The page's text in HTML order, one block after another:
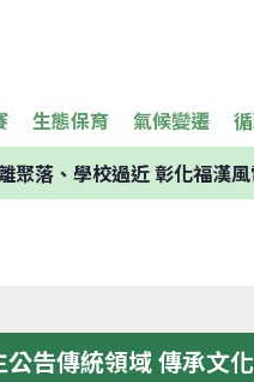
生態保育 氣候變遷
聚落、學校過近 彰化福漢
告傳統領域 傳承文